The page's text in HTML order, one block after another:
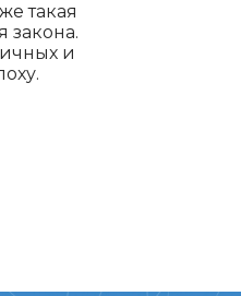
такая
закона.
и